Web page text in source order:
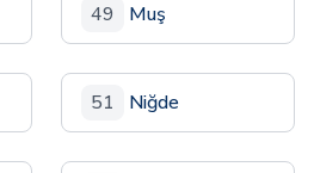
49 Muş
51 Niğde